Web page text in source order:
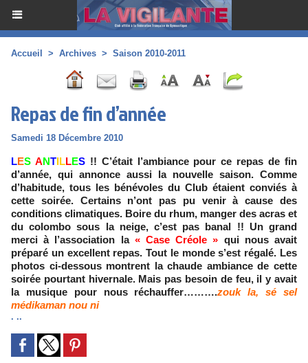
Accueil > Archives > Saison 2010-2011
Repas de fin d’année
Samedi 18 Décembre 2010
LES ANTILLES!! C’était l’ambiance pour ce repas de fin
d’année, qui annonce aussi la nouvelle saison. Comme
d’habitude, tous les bénévoles du Club étaient conviés à
cette soirée. Certains n’ont pas pu venir à cause des
conditions climatiques. Boire du rhum, manger des acras et
du colombo sous la neige, c’est pas banal !! Un grand
merci à l’association la« Case Créole » qui nous avait
préparé un excellent repas. Tout le monde s’est régalé. Les
photos ci-dessous montrent la chaude ambiance de cette
soirée pourtant hivernale. Mais pas besoin de feu, il y avait
la musique pour nous réchauffer……….zouk la, sé sel
médikaman nou ni
. ..